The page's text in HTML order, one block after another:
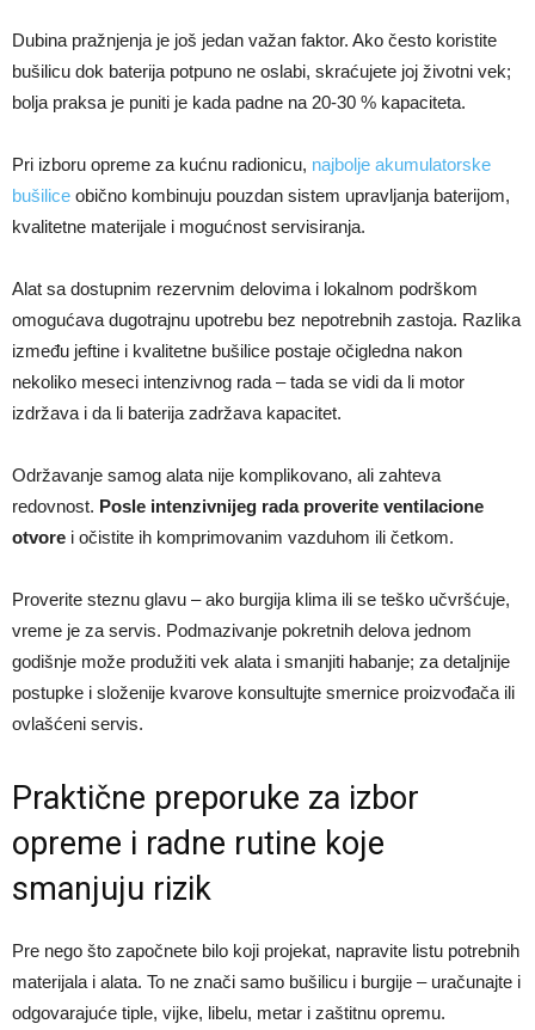
Dubina pražnjenja je još jedan važan faktor. Ako često koristite
bušilicu dok baterija potpuno ne oslabi, skraćujete joj životni vek;
bolja praksa je puniti je kada padne na 20-30 % kapaciteta.
Pri izboru opreme za kućnu radionicu, najbolje akumulatorske
bušilice obično kombinuju pouzdan sistem upravljanja baterijom,
kvalitetne materijale i mogućnost servisiranja.
Alat sa dostupnim rezervnim delovima i lokalnom podrškom
omogućava dugotrajnu upotrebu bez nepotrebnih zastoja. Razlika
između jeftine i kvalitetne bušilice postaje očigledna nakon
nekoliko meseci intenzivnog rada – tada se vidi da li motor
izdržava i da li baterija zadržava kapacitet.
Održavanje samog alata nije komplikovano, ali zahteva
redovnost. Posle intenzivnijeg rada proverite ventilacione
otvore i očistite ih komprimovanim vazduhom ili četkom.
Proverite steznu glavu – ako burgija klima ili se teško učvršćuje,
vreme je za servis. Podmazivanje pokretnih delova jednom
godišnje može produžiti vek alata i smanjiti habanje; za detaljnije
postupke i složenije kvarove konsultujte smernice proizvođača ili
ovlašćeni servis.
Praktične preporuke za izbor
opreme i radne rutine koje
smanjuju rizik
Pre nego što započnete bilo koji projekat, napravite listu potrebnih
materijala i alata. To ne znači samo bušilicu i burgije – uračunajte i
odgovarajuće tiple, vijke, libelu, metar i zaštitnu opremu.